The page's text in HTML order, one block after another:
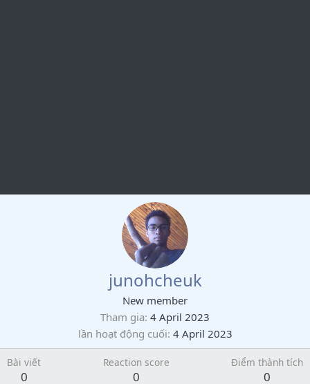
junohcheuk
New member
Tham gia 4 April 2023
lần hoạt động cuối 4 April 2023
Bài viết
0
Reaction score
0
Điểm thành tích
0